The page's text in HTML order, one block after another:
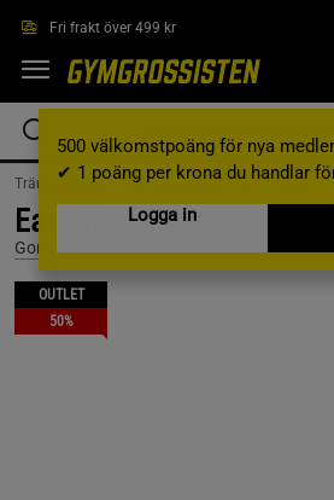
Fri frakt över 499 kr
500 välkomstpoäng för nya
✔ 1 poäng per krona du handlar
Logga in
Träningskläder / Träningskläder Herr /T-shirts
Easton T-Shirt, Grey, M
Gorilla Wear
OUTLET
50%